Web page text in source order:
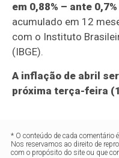
em 0,88% – ante
acumulado em 12
com o Instituto
(IBGE).
A inflação de abril
próxima terça-feira
* O conteúdo de cada comentário
Nos reservamos ao direito de
com o propósito do site ou que